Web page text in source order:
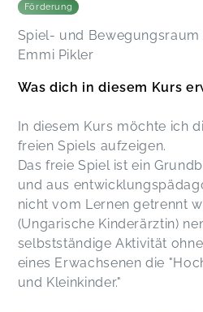
Förderung
Spiel- und Bewegungsraum
Emmi Pikler
Was dich in diesem Kurs
In diesem Kurs möchte ich
freien Spiels aufzeigen.
Das freie Spiel ist ein
und aus
nicht vom Lernen getrennt
(Ungarische Kinderärztin)
selbstständige Aktivität
eines Erwachsenen die
und Kleinkinder."